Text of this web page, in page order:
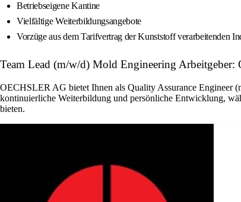
Betriebseigene Kantine
Vielfältige Weiterbildungsangebote
Vorzüge aus dem Tarifvertrag der Kunststoff verarbeitenden
Team Lead (m/w/d) Mold Engineering Arbeitgeber:
OECHSLER AG bietet Ihnen als Quality Assurance Engineer
kontinuierliche Weiterbildung und persönliche Entwicklung,
bieten.